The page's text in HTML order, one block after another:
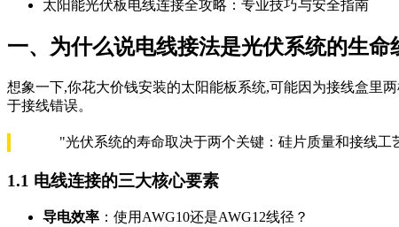
太阳能光伏板电线连接全攻略：专业技巧与安全指南
一、为什么说电线接法是光伏系统的生命
想象一下,你花大价钱安装的太阳能板系统,可能因为接线盒里
于接线错误。
"光伏系统的寿命取决于两个关键：硅片质量和接线
1.1 电线连接的三大核心要素
导电效率 ：使用AWG10还是AWG12线径？